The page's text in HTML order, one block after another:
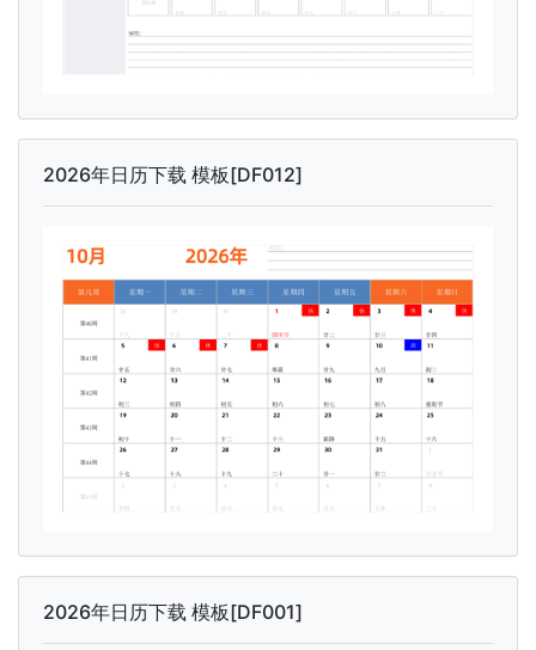
2026年日历下载 模板[DF012]
2026年日历下载 模板[DF001]